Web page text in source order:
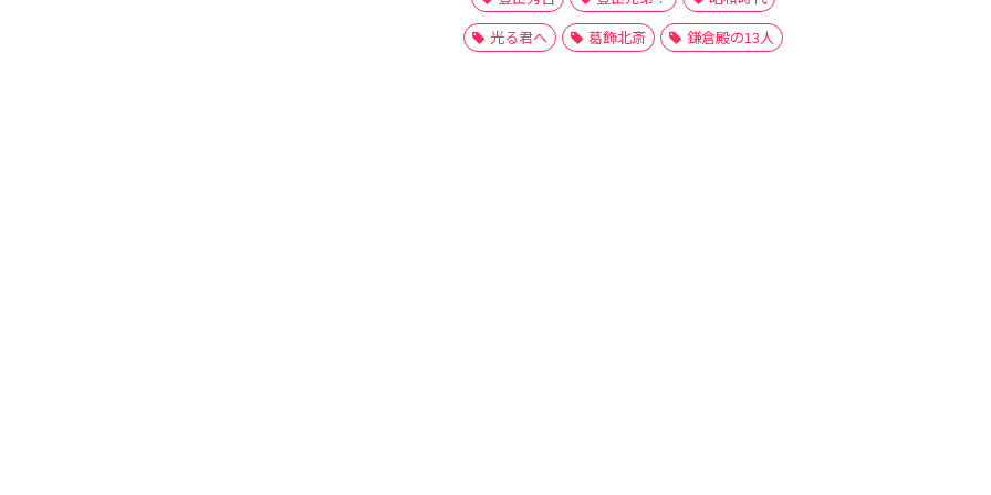
光る君へ
葛飾北斎 鎌倉殿の13人